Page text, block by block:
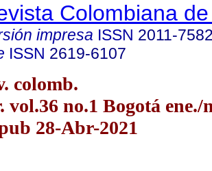
Colombiana
impresa ISSN 2011-
ISSN 2619-6107
colomb.
vol.36 no.1 Bogotá ene./
28-Abr-2021